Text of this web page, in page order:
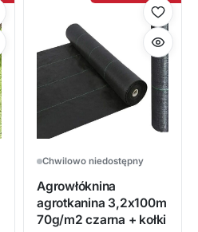
Chwilowo niedostępny
Agrowłóknina
agrotkanina 3,2x100m
70g/m2 czarna + kołki